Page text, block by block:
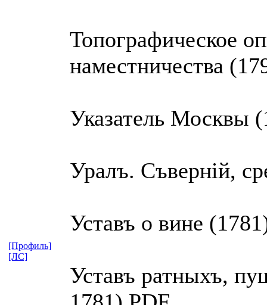
Топографическое
наместничества
Указатель Москвы
Уралъ. Съвернiй,
Уставъ о вине
Уставъ ратныхъ,
[Профиль]
[ЛС]